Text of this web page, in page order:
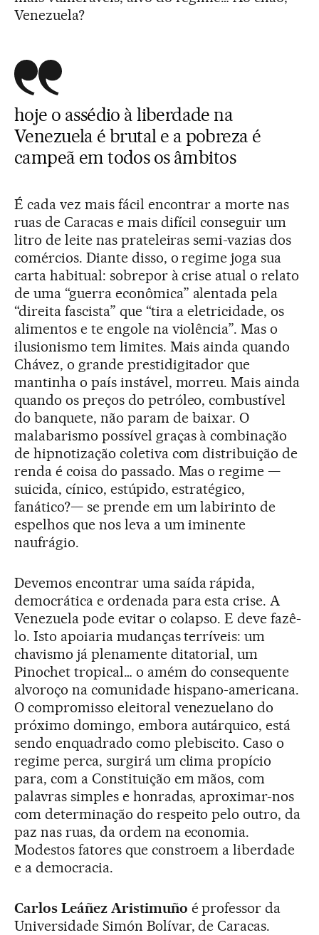
Venezuela?
hoje o assédio à liberdade na
Venezuela é brutal e a pobreza é
campeã em todos os âmbitos
É cada vez mais fácil encontrar a morte nas
ruas de Caracas e mais difícil conseguir um
litro de leite nas prateleiras semi-vazias dos
comércios. Diante disso, o regime joga sua
carta habitual: sobrepor à crise atual o relato
de uma “guerra econômica” alentada pela
“direita fascista” que “tira a eletricidade, os
alimentos e te engole na violência”. Mas o
ilusionismo tem limites. Mais ainda quando
Chávez, o grande prestidigitador que
mantinha o país instável, morreu. Mais ainda
quando os preços do petróleo, combustível
do banquete, não param de baixar. O
malabarismo possível graças à combinação
de hipnotização coletiva com distribuição de
renda é coisa do passado. Mas o regime —
suicida, cínico, estúpido, estratégico,
fanático?— se prende em um labirinto de
espelhos que nos leva a um iminente
naufrágio.
Devemos encontrar uma saída rápida,
democrática e ordenada para esta crise. A
Venezuela pode evitar o colapso. E deve fazê-
lo. Isto apoiaria mudanças terríveis: um
chavismo já plenamente ditatorial, um
Pinochet tropical… o amém do consequente
alvoroço na comunidade hispano-americana.
O compromisso eleitoral venezuelano do
próximo domingo, embora autárquico, está
sendo enquadrado como plebiscito. Caso o
regime perca, surgirá um clima propício
para, com a Constituição em mãos, com
palavras simples e honradas, aproximar-nos
com determinação do respeito pelo outro, da
paz nas ruas, da ordem na economia.
Modestos fatores que constroem a liberdade
e a democracia.
Carlos Leáñez Aristimuño é professor da
Universidade Simón Bolívar, de Caracas.